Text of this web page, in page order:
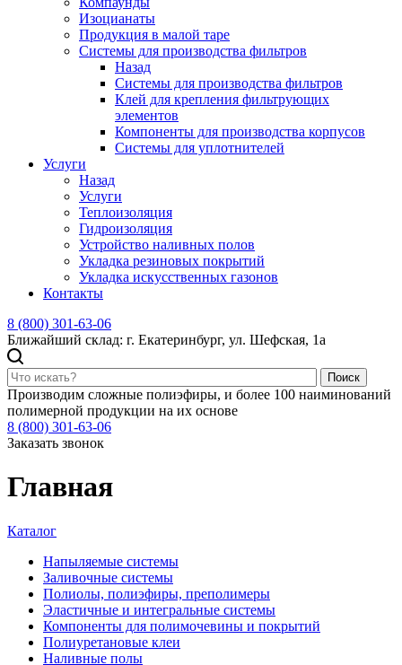
Изоцианаты
Продукция в малой таре
Системы для производства фильтров
Назад
Системы для производства фильтров
Клей для крепления фильтрующих
элементов
Компоненты для производства корпусов
Системы для уплотнителей
Услуги
Назад
Услуги
Теплоизоляция
Гидроизоляция
Устройство наливных полов
Укладка резиновых покрытий
Укладка искусственных газонов
Контакты
8 (800) 301-63-06
Ближайший склад: г. Екатеринбург, ул. Шефская, 1а
Поиск
Производим сложные полиэфиры, и более 100 наиминований
полимерной продукции на их основе
8 (800) 301-63-06
Заказать звонок
Главная
Каталог
Напыляемые системы
Заливочные системы
Полиолы, полиэфиры, преполимеры
Эластичные и интегральные системы
Компоненты для полимочевины и покрытий
Полиуретановые клеи
Наливные полы